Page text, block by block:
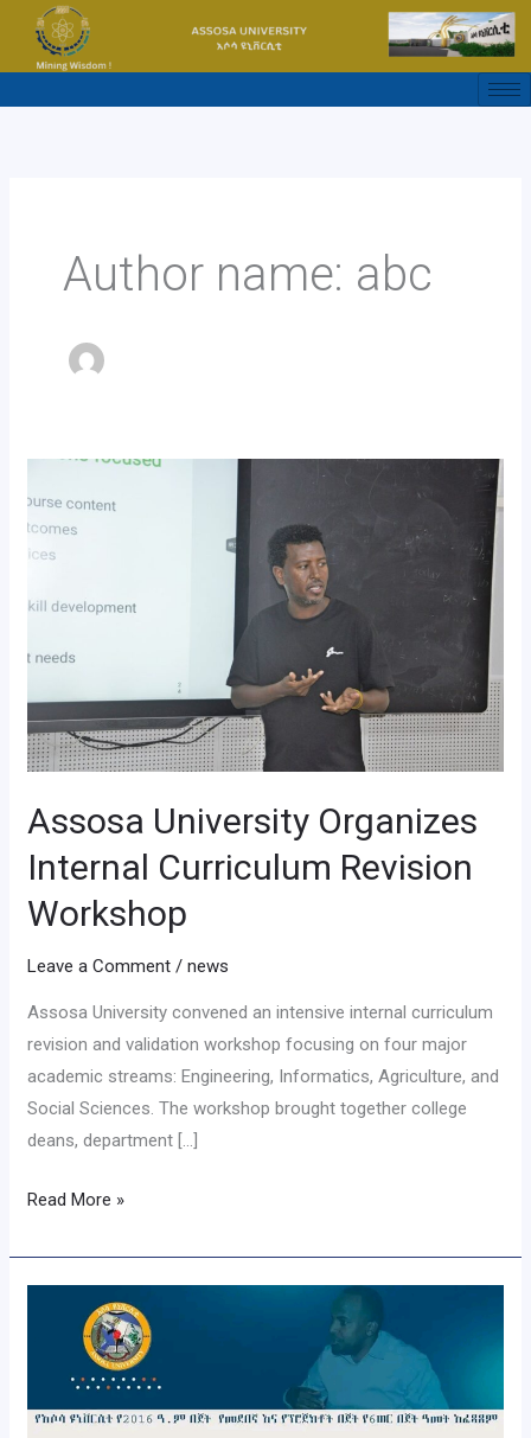
content
Author name: abc
Assosa University Organizes
Internal Curriculum Revision
Workshop
Leave a Comment /news
Assosa University convened an intensive internal curriculum
revision and validation workshop focusing on four major
academic streams: Engineering, Informatics, Agriculture, and
Social Sciences. The workshop brought together college
deans, department […]
University
Organizes
Curriculum
Workshop
Read More »
የዩኒቨርሲቲው
የስድስት
አፈጻጸም